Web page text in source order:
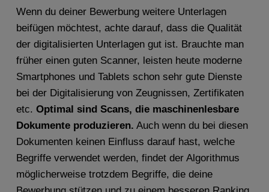
Wenn du deiner Bewerbung weitere Unterlagen
beifügen möchtest, achte darauf, dass die Qualität
der digitalisierten Unterlagen gut ist. Brauchte man
früher einen guten Scanner, leisten heute moderne
Smartphones und Tablets schon sehr gute Dienste
bei der Digitalisierung von Zeugnissen, Zertifikaten
etc. Optimal sind Scans, die maschinenlesbare
Dokumente produzieren. Auch wenn du bei diesen
Dokumenten keinen Einfluss darauf hast, welche
Begriffe verwendet werden, findet der Algorithmus
möglicherweise trotzdem Begriffe, die deine